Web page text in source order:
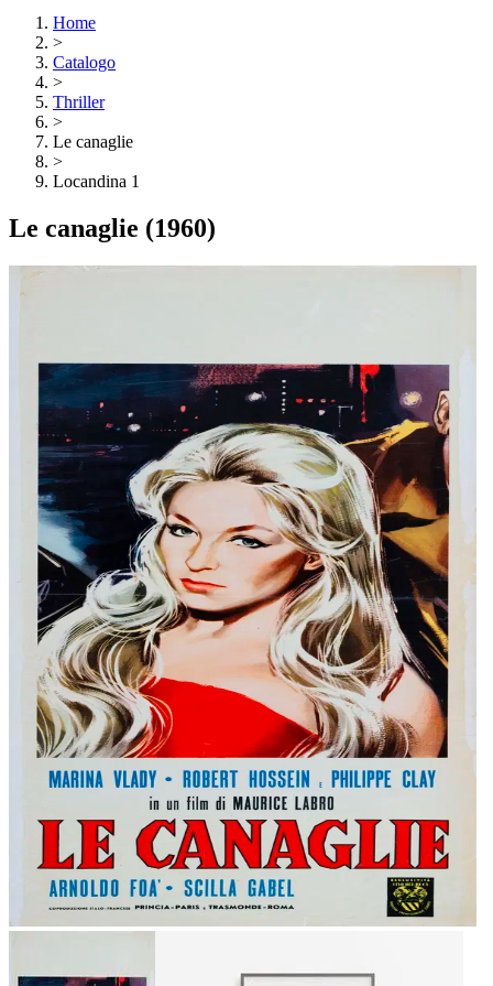
Home
>
Catalogo
>
Thriller
>
Le canaglie
>
Locandina 1
Le canaglie (1960)